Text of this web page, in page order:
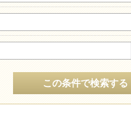
この条件で検索する